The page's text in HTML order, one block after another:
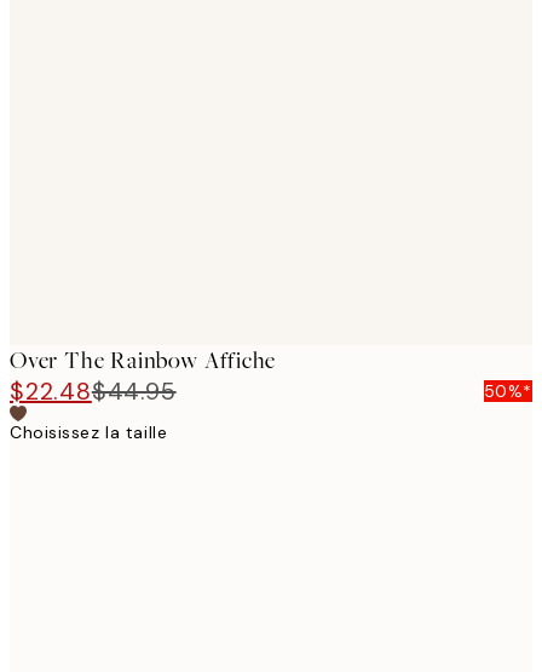
Over The Rainbow Affiche
$22.48$44.95
50%*
Choisissez la taille